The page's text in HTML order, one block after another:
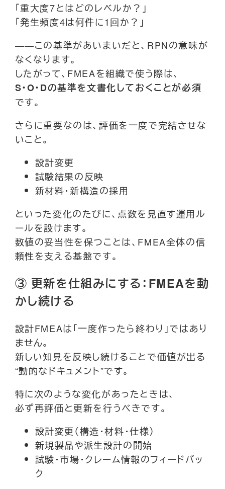
「重大度7とはどのレベルか？」
「発生頻度4は何件に1回か？」
——この基準があいまいだと、RPNの意味が
なくなります。
したがって、FMEAを組織で使う際は、
S・O・Dの基準を文書化しておくことが必須
です。
さらに重要なのは、評価を一度で完結させな
いこと。
設計変更
試験結果の反映
新材料・新構造の採用
といった変化のたびに、点数を見直す運用ル
ールを設けます。
数値の妥当性を保つことは、FMEA全体の信
頼性を支える基盤です。
③ 更新を仕組みにする：FMEAを動
かし続ける
設計FMEAは「一度作ったら終わり」ではあり
ません。
新しい知見を反映し続けることで価値が出る
“動的なドキュメント”です。
特に次のような変化があったときは、
必ず再評価と更新を行うべきです。
設計変更（構造・材料・仕様）
新規製品や派生設計の開始
試験・市場・クレーム情報のフィードバッ
ク